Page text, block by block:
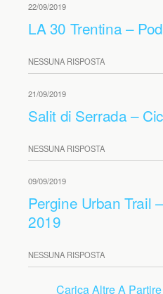
22/09/2019
LA 30 Trentina –
NESSUNA RISPOSTA
21/09/2019
Salit di Serrada –
NESSUNA RISPOSTA
09/09/2019
Pergine Urban Trail
2019
NESSUNA RISPOSTA
Carica Altre A